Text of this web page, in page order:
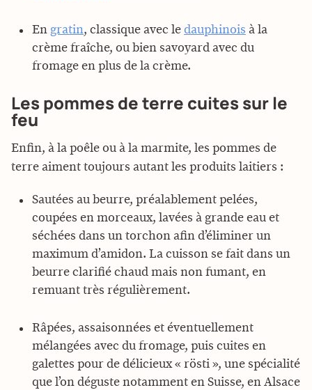
En gratin, classique avec le dauphinois à la
crème fraîche, ou bien savoyard avec du
fromage en plus de la crème.
Les pommes de terre cuites sur le
feu
Enfin, à la poêle ou à la marmite, les pommes de
terre aiment toujours autant les produits laitiers :
Sautées au beurre, préalablement pelées,
coupées en morceaux, lavées à grande eau et
séchées dans un torchon afin d’éliminer un
maximum d’amidon. La cuisson se fait dans un
beurre clarifié chaud mais non fumant, en
remuant très régulièrement.
Râpées, assaisonnées et éventuellement
mélangées avec du fromage, puis cuites en
galettes pour de délicieux « rösti », une spécialité
que l’on déguste notamment en Suisse, en Alsace